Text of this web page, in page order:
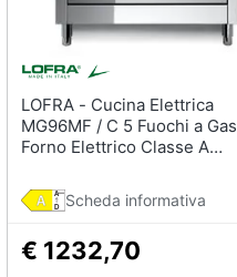
LOFRA - Cucina Elettrica
MG96MF / C 5 Fuochi a Gas
Forno Elettrico Classe A
Inox Serie Maxima 90
Scheda informativa
€ 1232,70